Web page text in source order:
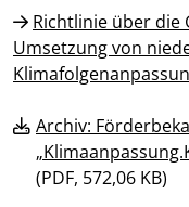
Richtlinie über die
Umsetzung von
Archiv:
(PDF, 572,06 KB)